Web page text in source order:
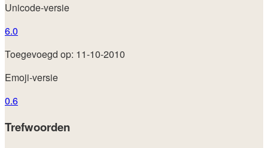
Unicode-versie
6.0
Toegevoegd op: 11-10-2010
Emoji-versie
0.6
Trefwoorden